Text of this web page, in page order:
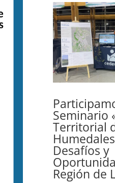
Seminario
Territorial
Desafíos y
Región de